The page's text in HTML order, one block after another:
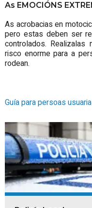
As EMOCIÓNS
As acrobacias en
pero estas deben ser
controlados.
risco enorme para a
rodean.
Guía para persoas